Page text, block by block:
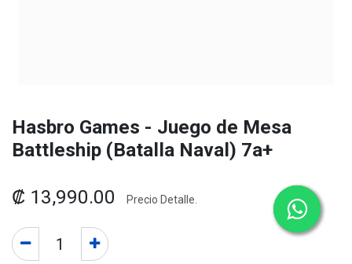
Hasbro Games - Juego de Mesa
Battleship (Batalla Naval) 7a+
₡ 13,990.00 Precio Detalle.